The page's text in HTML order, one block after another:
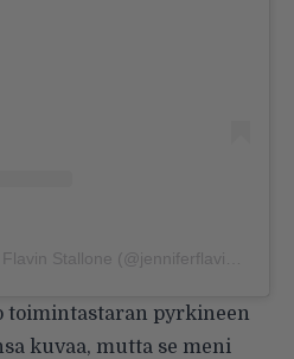
A post shared by Jennifer Flavin Stallone (@jenniferflavinstallone)
toimintastaran pyrkineen
kuvaa, mutta se meni